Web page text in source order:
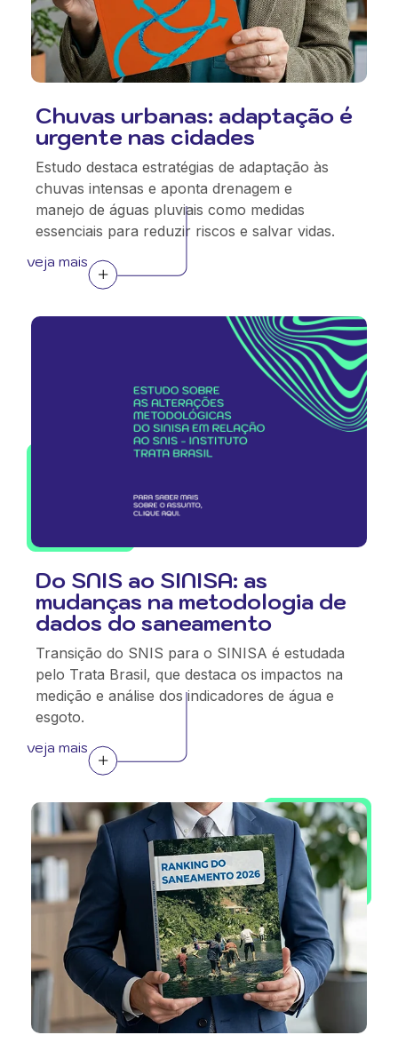
Chuvas urbanas: adaptação é
urgente nas cidades
Estudo destaca estratégias de adaptação às
chuvas intensas e aponta drenagem e
manejo de águas pluviais como medidas
essenciais para reduzir riscos e salvar vidas.
veja mais
Do SNIS ao SINISA: as
mudanças na metodologia de
dados do saneamento
Transição do SNIS para o SINISA é estudada
pelo Trata Brasil, que destaca os impactos na
medição e análise dos indicadores de água e
esgoto.
veja mais